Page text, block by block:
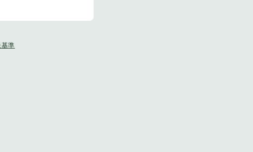
準